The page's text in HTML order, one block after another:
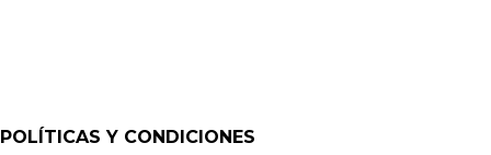
POLÍTICAS Y CONDICIONES